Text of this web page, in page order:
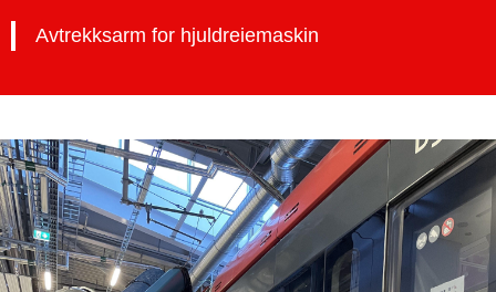
Avtrekksarm for hjuldreiemaskin